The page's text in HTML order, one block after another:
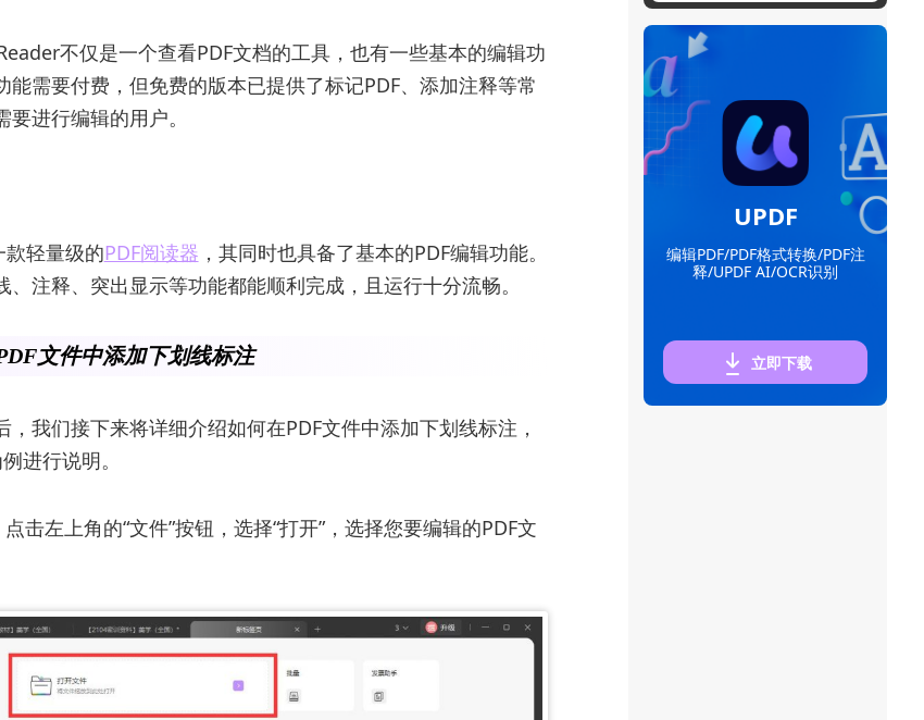
不仅是一个查看PDF文档的工具，也有一些基本的编辑功
能需要付费，但免费的版本已提供了标记PDF、添加注释等常
进行编辑的用户。
轻量级的PDF阅读器 ，其同时也具备了基本的PDF编辑功能。
、注释、突出显示等功能都能顺利完成，且运行十分流畅。
文件中添加下划线标注
，我们接下来将详细介绍如何在PDF文件中添加下划线标注，
进行说明。
击左上角的“文件”按钮，选择“打开”，选择您要编辑的PDF文
UPDF
编辑PDF/PDF格式转换/PDF注
释/UPDF AI/OCR识别
立即下载